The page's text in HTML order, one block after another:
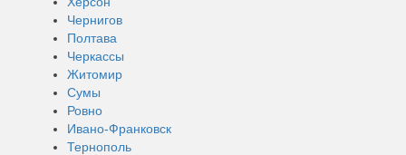
Чернигов
Полтава
Черкассы
Житомир
Сумы
Ровно
Ивано-Франковск
Тернополь